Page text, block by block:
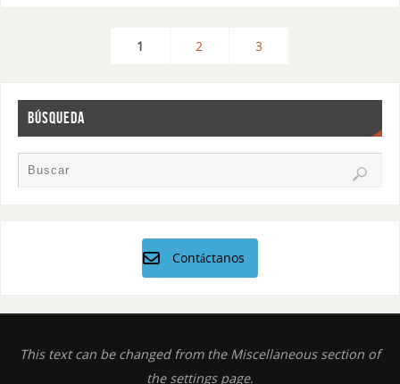
1 2 3
BÚSQUEDA
Contáctanos
This text can be changed from the Miscellaneous section of
the settings page.